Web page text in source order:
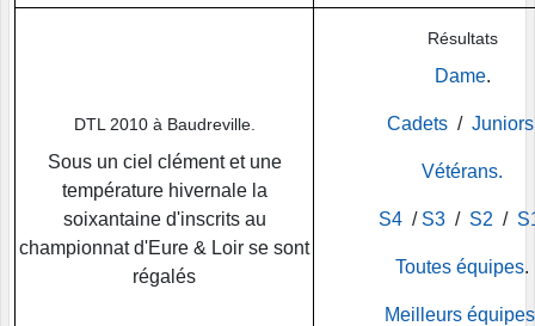
DTL 2010 à Baudreville.
Sous un ciel clément et une
température hivernale la
soixantaine d'inscrits au
championnat d'Eure & Loir se sont
régalés
Résultats
Dame.
Cadets/ Juniors
Vétérans.
S4 / S3 / S2 /
Toutes équipes.
Meilleurs